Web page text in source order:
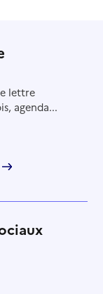
lettre
agenda...